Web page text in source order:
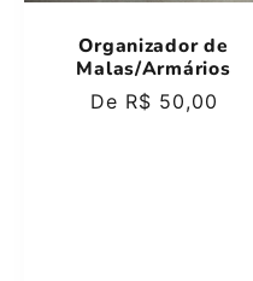
Organizador de
Malas/Armários
Preço
De R$ 50,00